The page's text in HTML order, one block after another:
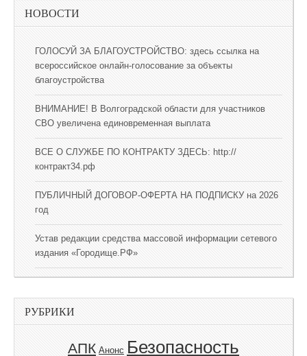
НОВОСТИ
ГОЛОСУЙ ЗА БЛАГОУСТРОЙСТВО: здесь ссылка на
всероссийское онлайн-голосование за объекты
благоустройства
ВНИМАНИЕ! В Волгоградской области для участников
СВО увеличена единовременная выплата
ВСЕ О СЛУЖБЕ ПО КОНТРАКТУ ЗДЕСЬ: http://
контракт34.рф
ПУБЛИЧНЫЙ ДОГОВОР-ОФЕРТА НА ПОДПИСКУ на 2026
год
Устав редакции средства массовой информации сетевого
издания «Городище.РФ»
РУБРИКИ
АПК Анонс Безопасность